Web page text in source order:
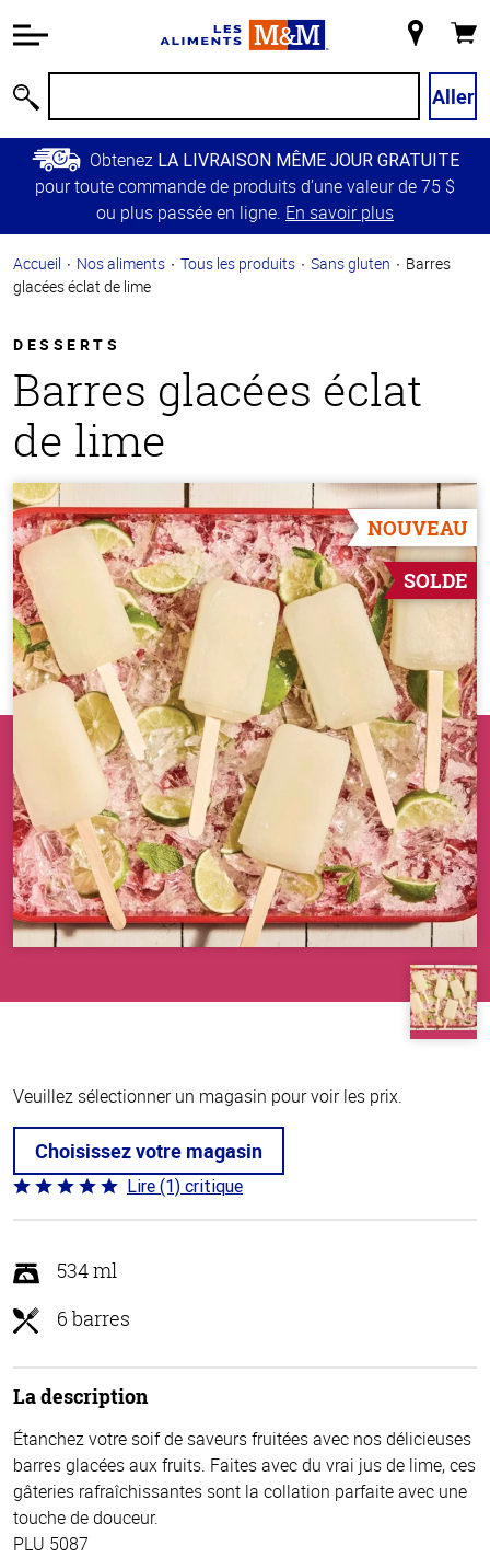
relative à
Passer
contenu
principal
Retour à
principale
magasin
Aller
Obtenez LA LIVRAISON MÊME JOUR GRATUITE
pour toute commande de produits d’une valeur de 75 $
ou plus passée en ligne. En savoir plus
Accueil Nos aliments Tous les produits Sans gluten
Barres
glacées éclat de lime
DESSERTS
Barres glacées éclat
de lime
NOUVEAU
SOLDE
Veuillez sélectionner un magasin pour voir les prix.
Choisissez votre magasin
Coté
5 sur
Lire (1) critique
534 ml
6 barres
La description
Étanchez votre soif de saveurs fruitées avec nos délicieuses
barres glacées aux fruits. Faites avec du vrai jus de lime, ces
gâteries rafraîchissantes sont la collation parfaite avec une
touche de douceur.
PLU 5087